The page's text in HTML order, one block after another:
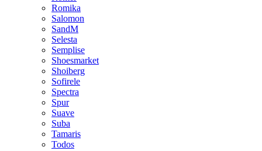
Romika
Salomon
SandM
Selesta
Semplise
Shoesmarket
Shoiberg
Sofirele
Spectra
Spur
Suave
Suba
Tamaris
Todos